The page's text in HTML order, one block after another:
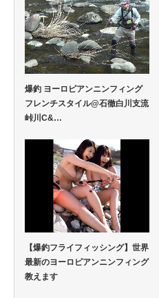
爆釣 ヨーロピアンニンフィング
フレンチスタイル@石徹白川支流
峠川C&…
【爆釣フライフィッシング】世界
最新のヨーロピアンニンフィング
教えます